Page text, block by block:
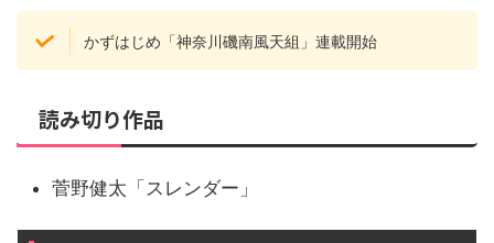
かずはじめ「神奈川磯南風天組」連載開始
読み切り作品
菅野健太「スレンダー」